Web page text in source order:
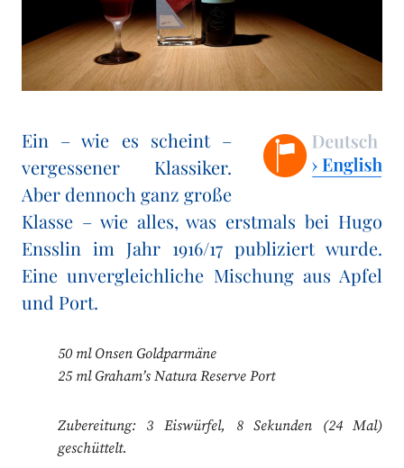
Ein – wie es scheint –
vergessener Klassiker.
Aber dennoch ganz große
Klasse – wie alles, was erstmals bei Hugo
Ensslin im Jahr 1916/17 publiziert wurde.
Eine unvergleichliche Mischung aus Apfel
und Port.
50 ml Onsen Goldparmäne
25 ml Graham’s Natura Reserve Port
Zubereitung: 3 Eiswürfel, 8 Sekunden (24 Mal)
geschüttelt.